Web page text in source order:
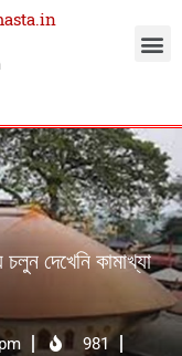
দেখেনি কামাখ্যা
981